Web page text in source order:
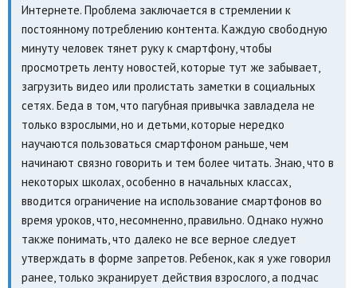
Интернете. Проблема заключается в стремлении к
постоянному потреблению контента. Каждую свободную
минуту человек тянет руку к смартфону, чтобы
просмотреть ленту новостей, которые тут же забывает,
загрузить видео или пролистать заметки в социальных
сетях. Беда в том, что пагубная привычка завладела не
только взрослыми, но и детьми, которые нередко
научаются пользоваться смартфоном раньше, чем
начинают связно говорить и тем более читать. Знаю, что в
некоторых школах, особенно в начальных классах,
вводится ограничение на использование смартфонов во
время уроков, что, несомненно, правильно. Однако нужно
также понимать, что далеко не все верное следует
утверждать в форме запретов. Ребенок, как я уже говорил
ранее, только экранирует действия взрослого, а подчас